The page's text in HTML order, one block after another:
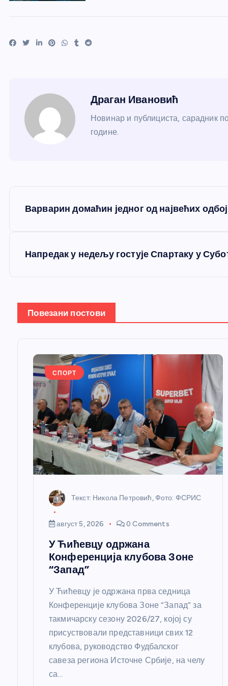
Драган Ивановић
Новинар и публициста, сарадник
године.
Варварин домаћин једног од највећих
Напредак у недељу гостује Спартаку у
Повезани постови
СПОРТ
Текст: Никола Петровић, Фото: ФСРИС
август 5, 2026 0 Comments
У Ћићевцу одржана
Конференција клубова Зоне
“Запад”
У Ћићевцу је одржана прва седница
Конференције клубова Зоне “Запад” за
такмичарску сезону 2026/27, којој су
присуствовали представници свих 12
клубова, руководство Фудбалског
савеза региона Источне Србије, на челу
са…